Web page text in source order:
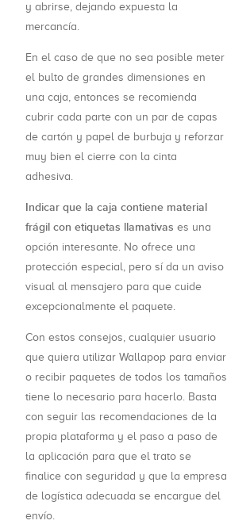
y abrirse, dejando expuesta la
mercancía.
En el caso de que no sea posible meter
el bulto de grandes dimensiones en
una caja, entonces se recomienda
cubrir cada parte con un par de capas
de cartón y papel de burbuja y reforzar
muy bien el cierre con la cinta
adhesiva.
Indicar que la caja contiene material
frágil con etiquetas llamativas es una
opción interesante. No ofrece una
protección especial, pero sí da un aviso
visual al mensajero para que cuide
excepcionalmente el paquete.
Con estos consejos, cualquier usuario
que quiera utilizar Wallapop para enviar
o recibir paquetes de todos los tamaños
tiene lo necesario para hacerlo. Basta
con seguir las recomendaciones de la
propia plataforma y el paso a paso de
la aplicación para que el trato se
finalice con seguridad y que la empresa
de logística adecuada se encargue del
envío.